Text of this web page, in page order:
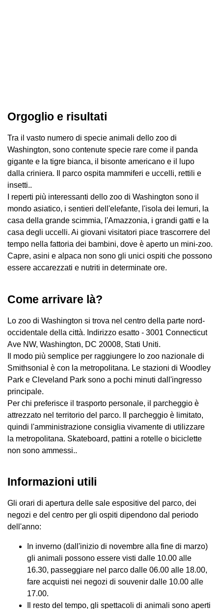
Orgoglio e risultati
Tra il vasto numero di specie animali dello zoo di
Washington, sono contenute specie rare come il panda
gigante e la tigre bianca, il bisonte americano e il lupo
dalla criniera. Il parco ospita mammiferi e uccelli, rettili e
insetti..
I reperti più interessanti dello zoo di Washington sono il
mondo asiatico, i sentieri dell'elefante, l'isola dei lemuri, la
casa della grande scimmia, l'Amazzonia, i grandi gatti e la
casa degli uccelli. Ai giovani visitatori piace trascorrere del
tempo nella fattoria dei bambini, dove è aperto un mini-zoo.
Capre, asini e alpaca non sono gli unici ospiti che possono
essere accarezzati e nutriti in determinate ore.
Come arrivare là?
Lo zoo di Washington si trova nel centro della parte nord-
occidentale della città. Indirizzo esatto - 3001 Connecticut
Ave NW, Washington, DC 20008, Stati Uniti.
Il modo più semplice per raggiungere lo zoo nazionale di
Smithsonial è con la metropolitana. Le stazioni di Woodley
Park e Cleveland Park sono a pochi minuti dall'ingresso
principale.
Per chi preferisce il trasporto personale, il parcheggio è
attrezzato nel territorio del parco. Il parcheggio è limitato,
quindi l'amministrazione consiglia vivamente di utilizzare
la metropolitana. Skateboard, pattini a rotelle o biciclette
non sono ammessi..
Informazioni utili
Gli orari di apertura delle sale espositive del parco, dei
negozi e del centro per gli ospiti dipendono dal periodo
dell'anno:
In inverno (dall'inizio di novembre alla fine di marzo)
gli animali possono essere visti dalle 10.00 alle
16.30, passeggiare nel parco dalle 06.00 alle 18.00,
fare acquisti nei negozi di souvenir dalle 10.00 alle
17.00.
Il resto del tempo, gli spettacoli di animali sono aperti